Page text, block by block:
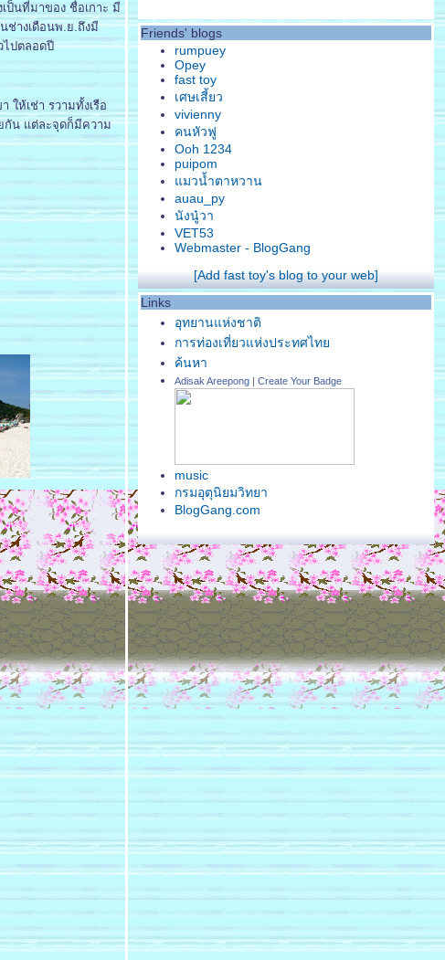
ป็นที่มาของ ชื่อเกาะ มี
ช่างเดือนพ.ย.ถึงมี
ไปตลอดปี
ให้เช่า รวามทั้งเรือ
กัน แต่ละจุดก็มีความ
Friends' blogs
rumpuey
Opey
fast toy
เศษเสี้ยว
vivienny
คนหัวฟู
Ooh 1234
puipom
มวน้ำตาหวาน
auau_py
นังนู๋วา
VET53
Webmaster - BlogGang
[Add fast toy's blog to your web]
Links
อุทยานแห่งชาติ
การท่องเที่ยวแห่งประทศไท
ค้นหา
Adisak Areepong | Create Your Badge
music
กรมอุตุนิยมวิทยา
BlogGang.com